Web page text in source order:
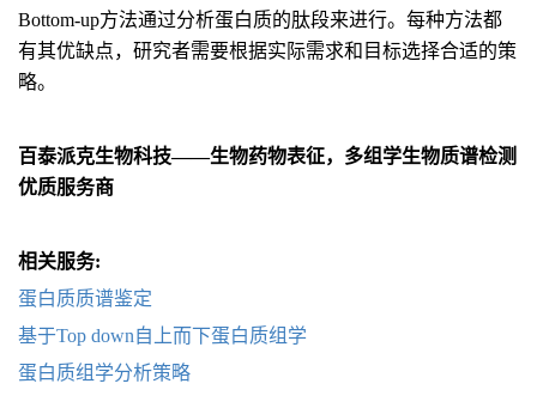
Bottom-up方法通过分析蛋白质的肽段来进行。每种方法都
有其优缺点，研究者需要根据实际需求和目标选择合适的策
略。
百泰派克生物科技——生物药物表征，多组学生物质谱检测
优质服务商
相关服务:
蛋白质质谱鉴定
基于Top down自上而下蛋白质组学
蛋白质组学分析策略